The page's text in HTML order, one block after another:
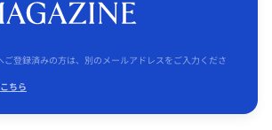
ご登録済みの方は、別のメールアドレスをご入力くださ
ちら